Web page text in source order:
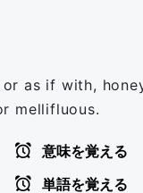
as if with,
mellifluous.
意味を覚える
単語を覚える